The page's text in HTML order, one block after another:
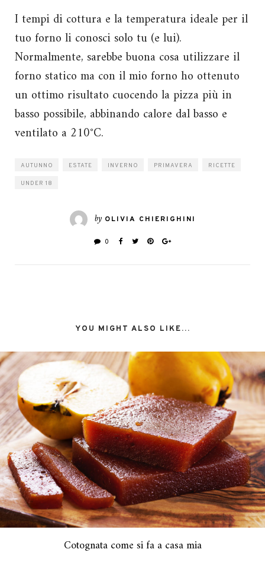
I tempi di cottura e la temperatura ideale per il
tuo forno li conosci solo tu (e lui).
Normalmente, sarebbe buona cosa utilizzare il
forno statico ma con il mio forno ho ottenuto
un ottimo risultato cuocendo la pizza più in
basso possibile, abbinando calore dal basso e
ventilato a 210°C.
AUTUNNO ESTATE INVERNO PRIMAVERA RICETTE
UNDER 18
by OLIVIA CHIERIGHINI
0
YOU MIGHT ALSO LIKE...
Cotognata come si fa a casa mia